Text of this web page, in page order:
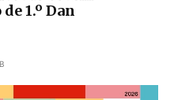
1.º Dan